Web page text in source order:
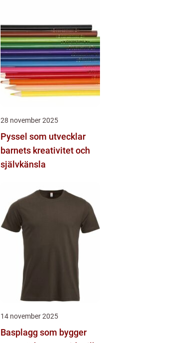
28 november 2025
Pyssel som utvecklar
barnets kreativitet och
självkänsla
14 november 2025
Basplagg som bygger